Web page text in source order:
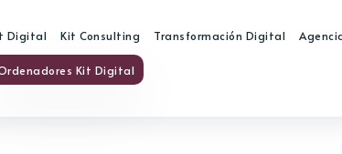
Digital
Kit Digital
Kit Consulting Transformación Digital